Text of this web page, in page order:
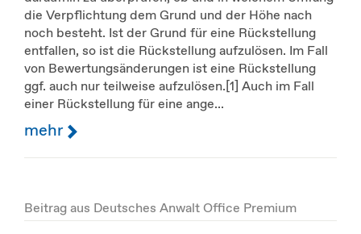
die Verpflichtung dem Grund und der Höhe nach
noch besteht. Ist der Grund für eine Rückstellung
entfallen, so ist die Rückstellung aufzulösen. Im Fall
von Bewertungsänderungen ist eine Rückstellung
ggf. auch nur teilweise aufzulösen.[1] Auch im Fall
einer Rückstellung für eine ange...
mehr
Beitrag aus Deutsches Anwalt Office Premium